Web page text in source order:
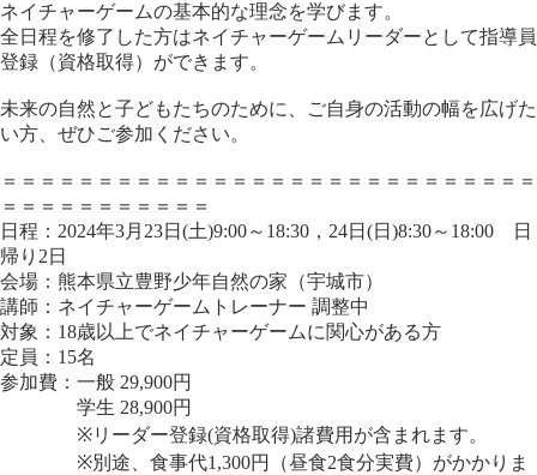
ネイチャーゲームの基本的な理念を学びます。
全日程を修了した方はネイチャーゲームリーダーとして指導員
登録（資格取得）ができます。
未来の自然と子どもたちのために、ご自身の活動の幅を広げた
い方、ぜひご参加ください。
＝＝＝＝＝＝＝＝＝＝＝＝＝＝＝＝＝＝＝＝＝＝＝＝＝＝＝＝
＝＝＝＝＝＝＝＝＝＝＝
日程：2024年3月23日(土)9:00～18:30，24日(日)8:30～18:00 日
帰り2日
会場：熊本県立豊野少年自然の家（宇城市）
講師：ネイチャーゲームトレーナー 調整中
対象：18歳以上でネイチャーゲームに関心がある方
定員：15名
参加費：一般 29,900円
学生 28,900円
※リーダー登録(資格取得)諸費用が含まれます。
※別途、食事代1,300円（昼食2食分実費）がかかりま